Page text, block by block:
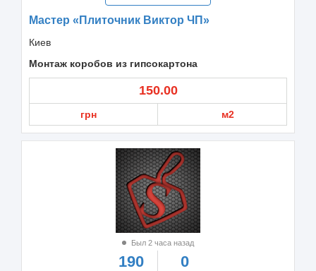
Мастер «Плиточник Виктор ЧП»
Киев
Монтаж коробов из гипсокартона
150.00
грн м2
Был 2 часа назад
190 0